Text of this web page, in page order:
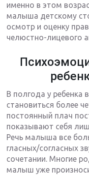
именно в этом
малыша детскому
осмотр и оценку
челюстно-лицевого
В полгода у ребенка
становиться более
постоянный плач
показывают себя
Речь малыша все
гласных/согласных
сочетании. Многие
малыш уже